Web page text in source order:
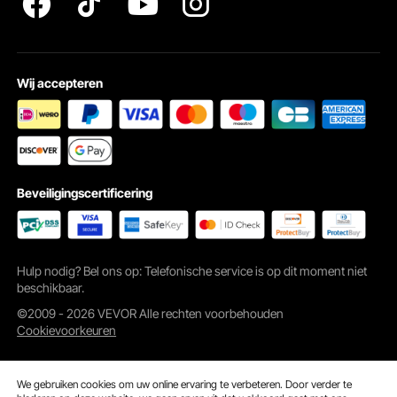
Wij accepteren
Beveiligingscertificering
Hulp nodig? Bel ons op: Telefonische service is op dit moment niet
beschikbaar.
©2009 - 2026 VEVOR Alle rechten voorbehouden
Cookievoorkeuren
We gebruiken cookies om uw online ervaring te verbeteren. Door verder te